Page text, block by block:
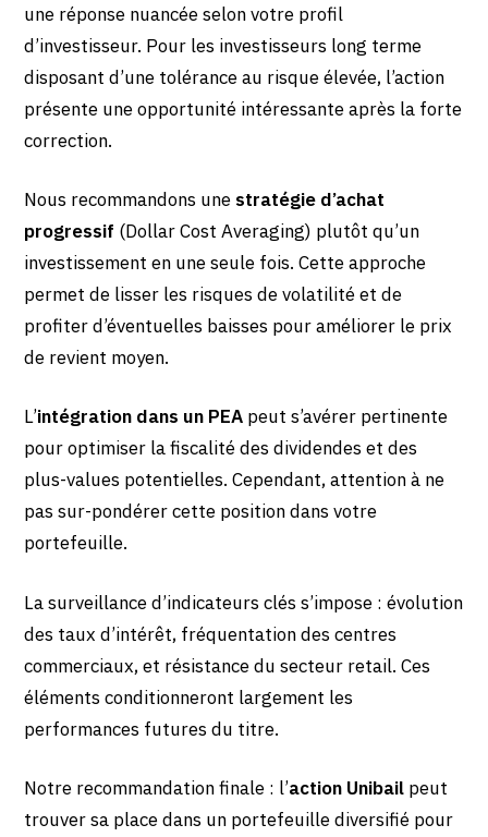
une réponse nuancée selon votre profil
d’investisseur. Pour les investisseurs long terme
disposant d’une tolérance au risque élevée, l’action
présente une opportunité intéressante après la forte
correction.
Nous recommandons une stratégie d’achat
progressif (Dollar Cost Averaging) plutôt qu’un
investissement en une seule fois. Cette approche
permet de lisser les risques de volatilité et de
profiter d’éventuelles baisses pour améliorer le prix
de revient moyen.
L’intégration dans un PEA peut s’avérer pertinente
pour optimiser la fiscalité des dividendes et des
plus-values potentielles. Cependant, attention à ne
pas sur-pondérer cette position dans votre
portefeuille.
La surveillance d’indicateurs clés s’impose : évolution
des taux d’intérêt, fréquentation des centres
commerciaux, et résistance du secteur retail. Ces
éléments conditionneront largement les
performances futures du titre.
Notre recommandation finale : l’action Unibail peut
trouver sa place dans un portefeuille diversifié pour